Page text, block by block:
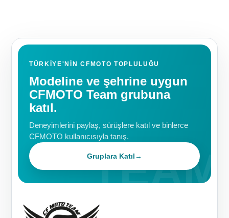
TÜRKIYE'NIN CFMOTO TOPLULUĞU
Modeline ve şehrine uygun
CFMOTO Team grubuna
katıl.
Deneyimlerini paylaş, sürüşlere katıl ve binlerce
CFMOTO kullanıcısıyla tanış.
Gruplara Katıl→